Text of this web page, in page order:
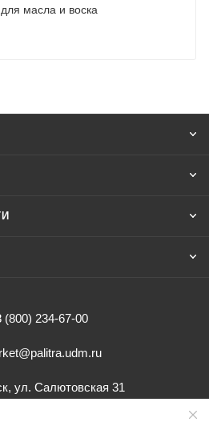
масла и воска
(800) 234-67-00
ул. Салютовская 31